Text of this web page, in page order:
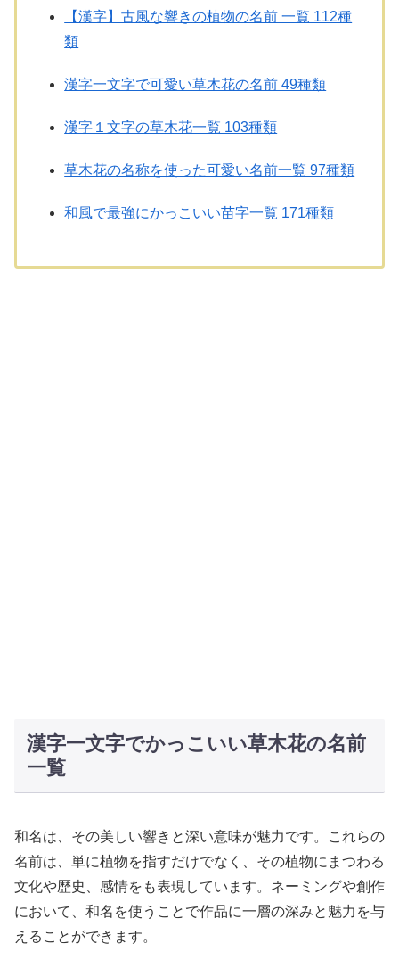
【漢字】古風な響きの植物の名前 一覧 112種
類
漢字一文字で可愛い草木花の名前 49種類
漢字１文字の草木花一覧 103種類
草木花の名称を使った可愛い名前一覧 97種類
和風で最強にかっこいい苗字一覧 171種類
漢字一文字でかっこいい草木花の名前
一覧
和名は、その美しい響きと深い意味が魅力です。これらの
名前は、単に植物を指すだけでなく、その植物にまつわる
文化や歴史、感情をも表現しています。ネーミングや創作
において、和名を使うことで作品に一層の深みと魅力を与
えることができます。